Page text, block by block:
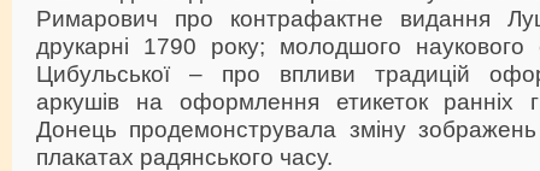
Римарович про контрафактне видання
друкарні 1790 року; молодшого наукового
Цибульської – про впливи традицій
аркушів на оформлення етикеток ранніх
Донець продемонструвала зміну зображень
плакатах радянського часу.